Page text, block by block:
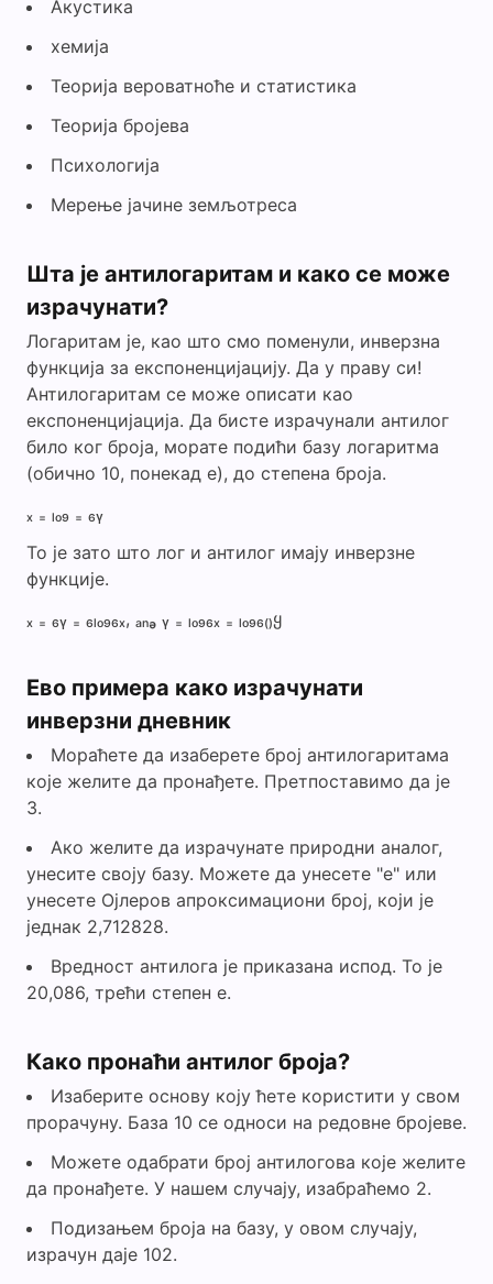
Акустика
хемија
Теорија вероватноће и статистика
Теорија бројева
Психологија
Мерење јачине земљотреса
Шта је антилогаритам и како се може
израчунати?
Логаритам је, као што смо поменули, инверзна
функција за експоненцијацију. Да у праву си!
Антилогаритам се може описати као
експоненцијација. Да бисте израчунали антилог
било ког броја, морате подићи базу логаритма
(обично 10, понекад е), до степена броја.
ₓ ₌ ₗₒ₉ ₌ ₆ᵧ
То је зато што лог и антилог имају инверзне
функције.
ₓ ₌ ₆ᵧ ₌ ₆ₗₒ₉₆ₓ, ₐₙₔ ᵧ ₌ ₗₒ₉₆ₓ ₌ ₗₒ₉₆₍₎ყ
Ево примера како израчунати
инверзни дневник
Мораћете да изаберете број антилогаритама
које желите да пронађете. Претпоставимо да је
3.
Ако желите да израчунате природни аналог,
унесите своју базу. Можете да унесете "е" или
унесете Ојлеров апроксимациони број, који је
једнак 2,712828.
Вредност антилога је приказана испод. То је
20,086, трећи степен е.
Како пронаћи антилог броја?
Изаберите основу коју ћете користити у свом
прорачуну. База 10 се односи на редовне бројеве.
Можете одабрати број антилогова које желите
да пронађете. У нашем случају, изабраћемо 2.
Подизањем броја на базу, у овом случају,
израчун даје 102.